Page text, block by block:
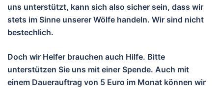
uns unterstützt, kann sich also sicher sein, dass wir
stets im Sinne unserer Wölfe handeln. Wir sind nicht
bestechlich.
Doch wir Helfer brauchen auch Hilfe. Bitte
unterstützen Sie uns mit einer Spende. Auch mit
einem Dauerauftrag von 5 Euro im Monat können wir